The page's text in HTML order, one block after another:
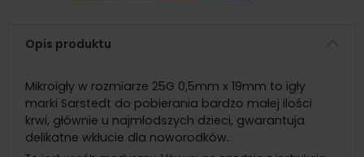
Opis produktu
Mikroigły w rozmiarze 25G 0,5mm x 19mm to igły
marki Sarstedt do pobierania bardzo małej ilości
krwi, głównie u najmłodszych dzieci, gwarantuja
delikatne wkłucie dla noworodków.